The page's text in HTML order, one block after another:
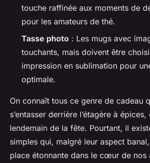
touche raffinée aux moments de
pour les amateurs de thé.
Tasse photo : Les mugs avec
touchants, mais doivent être
impression en sublimation pour
optimale.
On connaît tous ce genre de cadeau
s’entasser derrière l’étagère à
lendemain de la fête. Pourtant, il
simples qui, malgré leur aspect
place étonnante dans le cœur de nos